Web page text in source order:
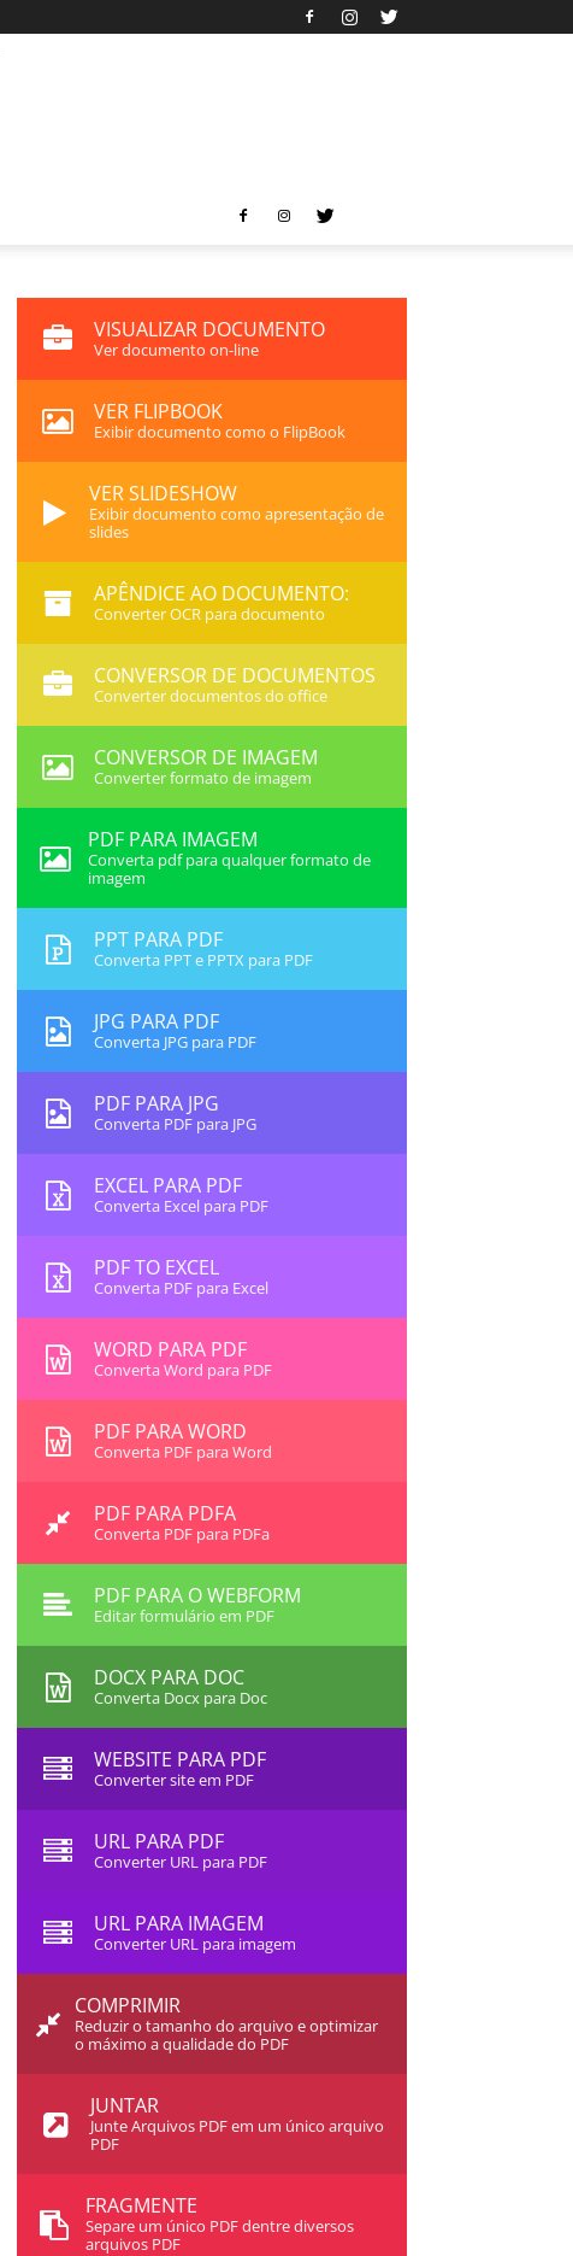
VISUALIZAR DOCUMENTO
Ver documento on-line
VER FLIPBOOK
Exibir documento como o FlipBook
VER SLIDESHOW
Exibir documento como apresentação de
slides
APÊNDICE AO DOCUMENTO:
Converter OCR para documento
CONVERSOR DE DOCUMENTOS
Converter documentos do office
CONVERSOR DE IMAGEM
Converter formato de imagem
PDF PARA IMAGEM
Converta pdf para qualquer formato de
imagem
PPT PARA PDF
Converta PPT e PPTX para PDF
JPG PARA PDF
Converta JPG para PDF
PDF PARA JPG
Converta PDF para JPG
EXCEL PARA PDF
Converta Excel para PDF
PDF TO EXCEL
Converta PDF para Excel
WORD PARA PDF
Converta Word para PDF
PDF PARA WORD
Converta PDF para Word
PDF PARA PDFA
Converta PDF para PDFa
PDF PARA O WEBFORM
Editar formulário em PDF
DOCX PARA DOC
Converta Docx para Doc
WEBSITE PARA PDF
Converter site em PDF
URL PARA PDF
Converter URL para PDF
URL PARA IMAGEM
Converter URL para imagem
COMPRIMIR
Reduzir o tamanho do arquivo e optimizar
o máximo a qualidade do PDF
JUNTAR
Junte Arquivos PDF em um único arquivo
PDF
FRAGMENTE
Separe um único PDF dentre diversos
arquivos PDF